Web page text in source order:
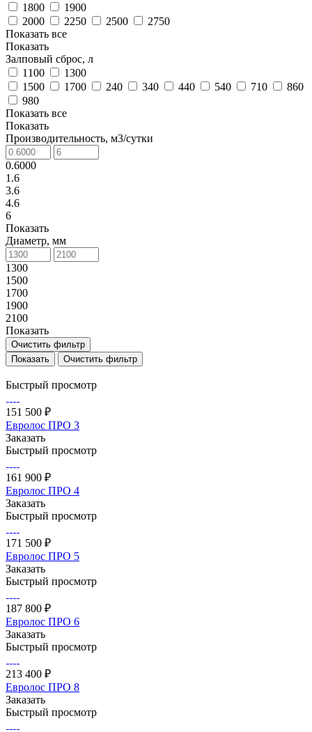
1800
1900
2000
2250 2500
2750
Показать все
Показать
Залповый сброс, л
1100
1300
1500
1700 240 340 440 540 710
860
980
Показать все
Показать
Производительность, м3/сутки
0.6000
1.6
3.6
4.6
6
Показать
Диаметр, мм
1300
1500
1700
1900
2100
Показать
Очистить фильтр
Очистить фильтр
Быстрый просмотр
151 500 ₽
Евролос ПРО 3
Заказать
Быстрый просмотр
161 900 ₽
Евролос ПРО 4
Заказать
Быстрый просмотр
171 500 ₽
Евролос ПРО 5
Заказать
Быстрый просмотр
187 800 ₽
Евролос ПРО 6
Заказать
Быстрый просмотр
213 400 ₽
Евролос ПРО 8
Заказать
Быстрый просмотр